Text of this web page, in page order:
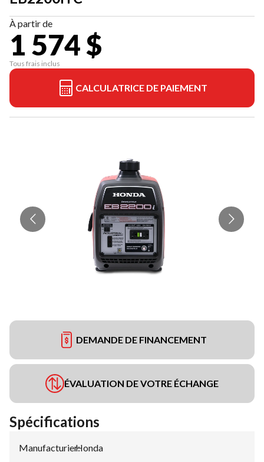
À partir de
1 574 $
Tous frais inclus
CALCULATRICE DE PAIEMENT
DEMANDE DE FINANCEMENT
ÉVALUATION DE VOTRE ÉCHANGE
Spécifications
Manufacturier:
Honda